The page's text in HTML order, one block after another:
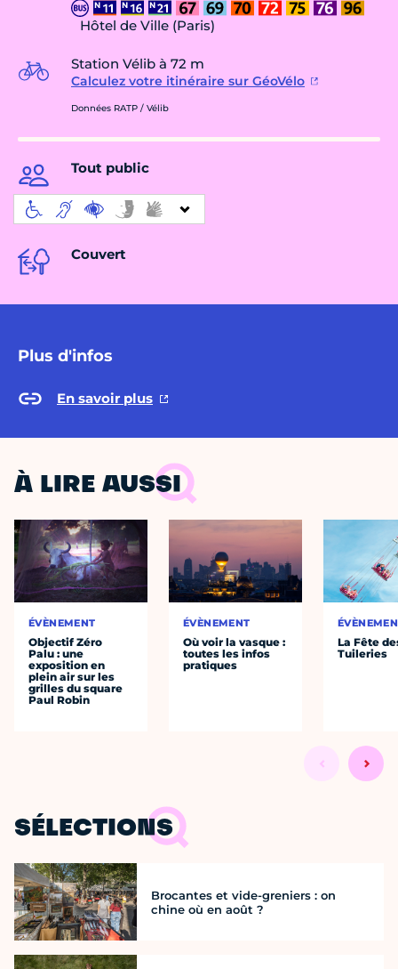
Hôtel de Ville (Paris)
Station Vélib à 72 m
Calculez votre itinéraire sur GéoVélo
Données RATP / Vélib
Tout public
Couvert
Plus d'infos
En savoir plus
À LIRE AUSSI
ÉVÈNEMENT
Objectif Zéro
Palu : une
exposition en
plein air sur les
grilles du square
Paul Robin
ÉVÈNEMENT
Où voir la vasque :
toutes les infos
pratiques
La Fête
Tuileries
SÉLECTIONS
Brocantes et vide-greniers : on
chine où en août ?